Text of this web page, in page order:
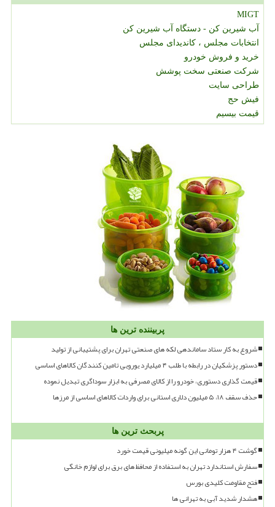
MIGT
آب شیرین کن - دستگاه آب شیرین کن
انتخابات مجلس ، کاندیدای مجلس
خرید و فروش خودرو
شرکت صنعتی سخت پوشش
طراحی سایت
فیش حج
قیمت بیسیم
پربیننده ترین ها
شروع به کار ستاد ساماندهی لکه های صنعتی تهران برای پشتیبانی از تولید
دستور پزشکیان در رابطه با طلب ۴ میلیارد یورویی تامین کنندگان کالاهای اساسی
قیمت گذاری دستوری، خودرو را از کالای مصرفی به ابزار سوداگری تبدیل نموده
حذف سقف ۱۸، ۵ میلیون دلاری استانی برای واردات کالاهای اساسی از مرزها
پربحث ترین ها
گوشت ۴ هزار تومانی این گونه میلیونی قیمت خورد
سفارش استاندارد تهران به استفاده از محافظ های برق برای لوازم خانگی
فتح مقاومت کلیدی بورس
هشدار شدید آبی به تهرانی ها